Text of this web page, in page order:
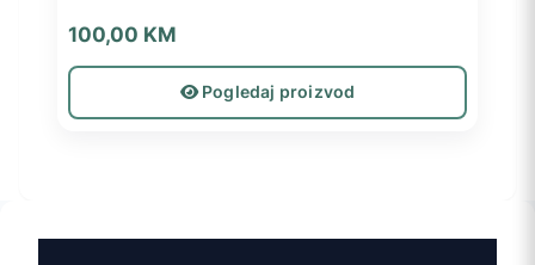
100,00 KM
Pogledaj proizvod